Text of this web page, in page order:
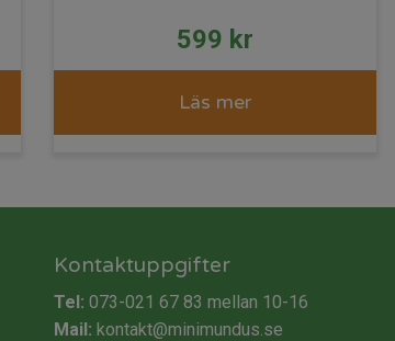
599 kr
Läs mer
Kontaktuppgifter
Tel: 073-021 67 83 mellan 10-16
Mail: kontakt@minimundus.se